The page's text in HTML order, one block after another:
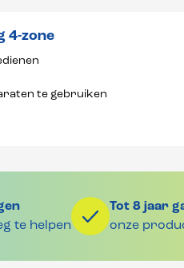
4-zone
te gebruiken
te helpen
Tot 8 jaar
onze